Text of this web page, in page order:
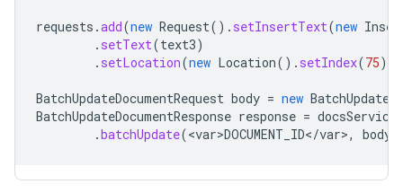
requests .add(new Request(). setInsertText(new
. setText(text3)
. setLocation(new Location(). setIndex(75).
BatchUpdateDocumentRequest body = new
BatchUpdateDocumentResponse response = docsService
.batchUpdate(<var>DOCUMENT_ID</var>, body